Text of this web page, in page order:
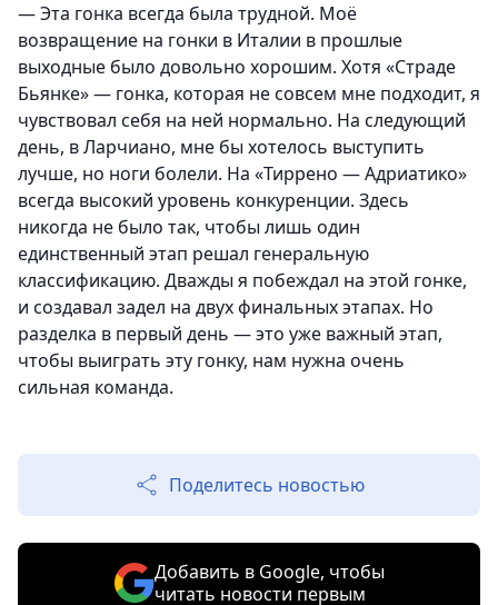
— Эта гонка всегда была трудной. Моё
возвращение на гонки в Италии в прошлые
выходные было довольно хорошим. Хотя «Страде
Бьянке» — гонка, которая не совсем мне подходит, я
чувствовал себя на ней нормально. На следующий
день, в Ларчиано, мне бы хотелось выступить
лучше, но ноги болели. На «Тиррено — Адриатико»
всегда высокий уровень конкуренции. Здесь
никогда не было так, чтобы лишь один
единственный этап решал генеральную
классификацию. Дважды я побеждал на этой гонке,
и создавал задел на двух финальных этапах. Но
разделка в первый день — это уже важный этап,
чтобы выиграть эту гонку, нам нужна очень
сильная команда.
Поделитесь новостью
Добавить в Google, чтобы
читать новости первым